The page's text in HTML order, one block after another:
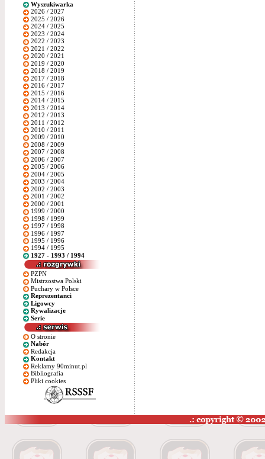
Wyszukiwarka
2026 / 2027
2025 / 2026
2024 / 2025
2023 / 2024
2022 / 2023
2021 / 2022
2020 / 2021
2019 / 2020
2018 / 2019
2017 / 2018
2016 / 2017
2015 / 2016
2014 / 2015
2013 / 2014
2012 / 2013
2011 / 2012
2010 / 2011
2009 / 2010
2008 / 2009
2007 / 2008
2006 / 2007
2005 / 2006
2004 / 2005
2003 / 2004
2002 / 2003
2001 / 2002
2000 / 2001
1999 / 2000
1998 / 1999
1997 / 1998
1996 / 1997
1995 / 1996
1994 / 1995
1927 - 1993 / 1994
PZPN
Mistrzostwa Polski
Puchary w Polsce
Reprezentanci
Ligowcy
Rywalizacje
Serie
O stronie
Nabór
Redakcja
Kontakt
Reklamy 90minut.pl
Bibliografia
Pliki cookies